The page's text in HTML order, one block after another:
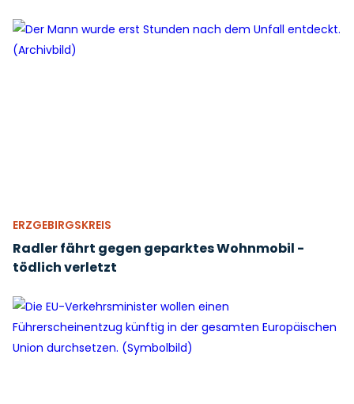
ERZGEBIRGSKREIS
Radler fährt gegen geparktes Wohnmobil -
tödlich verletzt